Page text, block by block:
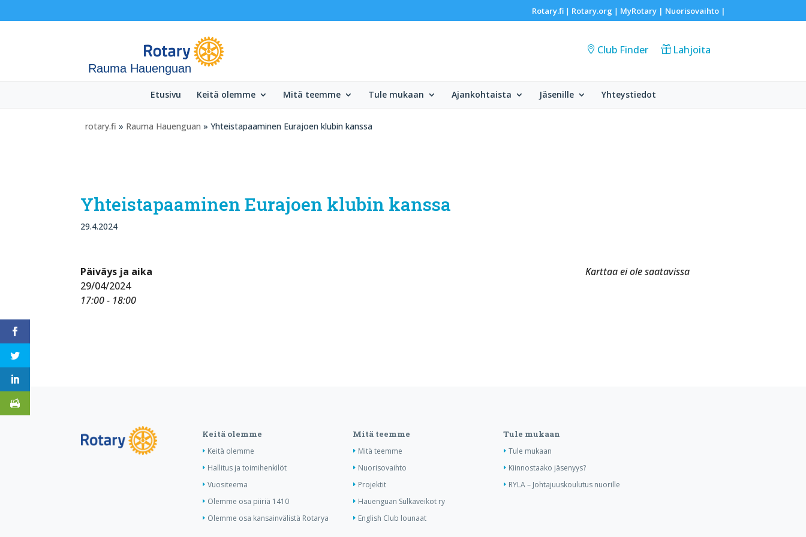
Rotary.fi| Rotary.org | MyRotary | Nuorisovaihto|
Rauma Hauenguan
Club Finder Lahjoita
Etusivu Keitä olemme Mitä teemme Tule mukaan Ajankohtaista Jäsenille Yhteystiedot
rotary.fi » Rauma Hauenguan » Yhteistapaaminen Eurajoen klubin kanssa
Yhteistapaaminen Eurajoen klubin kanssa
29.4.2024
Karttaa ei ole saatavissa
Päiväys ja aika
29/04/2024
17:00 - 18:00
Keitä olemme
Keitä olemme
Hallitus ja toimihenkilöt
Vuositeema
Olemme osa piiriä 1410
Olemme osa kansainvälistä Rotarya
Mitä teemme
Mitä teemme
Nuorisovaihto
Projektit
Hauenguan Sulkaveikot ry
English Club lounaat
Tule mukaan
Tule mukaan
Kiinnostaako jäsenyys?
RYLA – Johtajuuskoulutus nuorille